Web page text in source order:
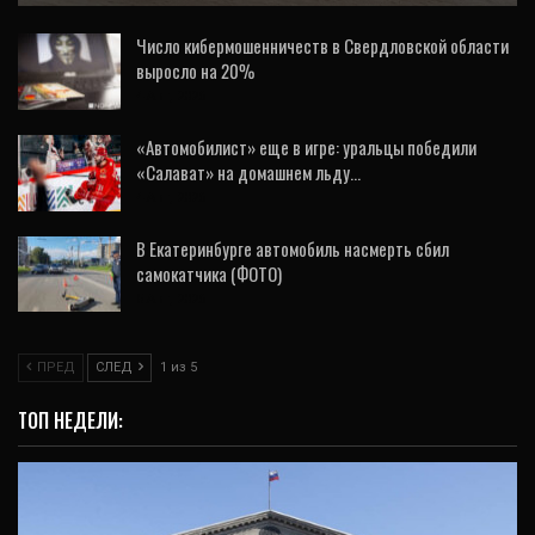
Число кибермошенничеств в Свердловской области
выросло на 20%
«Автомобилист» еще в игре: уральцы победили
«Салават» на домашнем льду…
В Екатеринбурге автомобиль насмерть сбил
самокатчика (ФОТО)
ПРЕД СЛЕД 1 из 5
ТОП НЕДЕЛИ: